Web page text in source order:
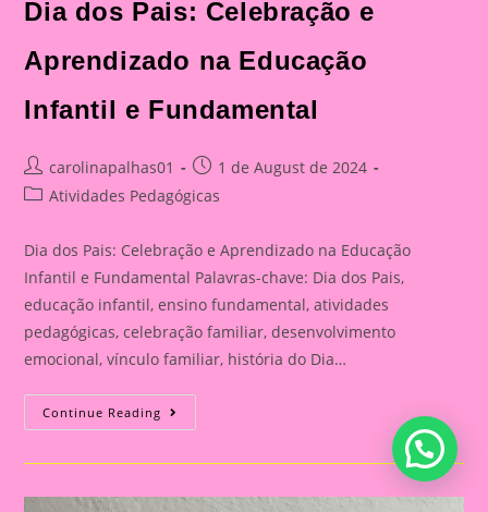
Dia dos Pais: Celebração e
Aprendizado na Educação
Infantil e Fundamental
Post
author:
carolinapalhas01
Post
published:
1 de August de 2024
PostAtividades Pedagógicas
Dia dos Pais: Celebração e Aprendizado na Educação
Infantil e Fundamental Palavras-chave: Dia dos Pais,
educação infantil, ensino fundamental, atividades
pedagógicas, celebração familiar, desenvolvimento
emocional, vínculo familiar, história do Dia…
Continue Reading Atividade
Para
Dia